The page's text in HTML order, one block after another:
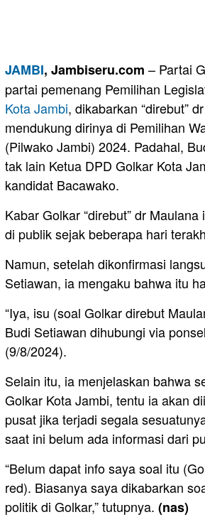
JAMBI, Jambiseru.com – Partai
partai pemenang Pemilihan
Kota Jambi, dikabarkan “direbut”
mendukung dirinya di Pemilihan
(Pilwako Jambi) 2024. Padahal,
tak lain Ketua DPD Golkar Kota
kandidat Bacawako.
Kabar Golkar “direbut” dr
di publik sejak beberapa hari
Namun, setelah dikonfirmasi
Setiawan, ia mengaku bahwa itu
“Iya, isu (soal Golkar direbut
Budi Setiawan dihubungi via
(9/8/2024).
Selain itu, ia menjelaskan bahwa
Golkar Kota Jambi, tentu ia akan
pusat jika terjadi segala
saat ini belum ada informasi dari
“Belum dapat info saya soal itu
red). Biasanya saya dikabarkan
politik di Golkar,” tutupnya. (nas)